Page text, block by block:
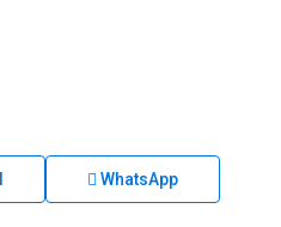
WhatsApp